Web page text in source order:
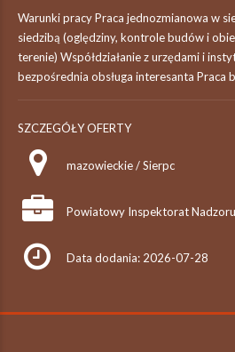
Warunki pracy Praca jednozmianowa w
siedzibą (oględziny, kontrole budów i
terenie) Współdziałanie z urzędami i
bezpośrednia obsługa interesanta Praca
SZCZEGÓŁY OFERTY
mazowieckie / Sierpc
Powiatowy Inspektorat
Data dodania: 2026-07-28